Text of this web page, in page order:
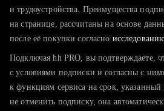
тратите много времени на поиск
хотите сравнить себя с
и трудоустройства. Преимущества
на странице, рассчитаны на основе
после её покупки согласно
Подключая hh PRO, вы подтверждаете,
с условиями подписки и согласны с
к функциям сервиса на срок,
не отменить подписку, она